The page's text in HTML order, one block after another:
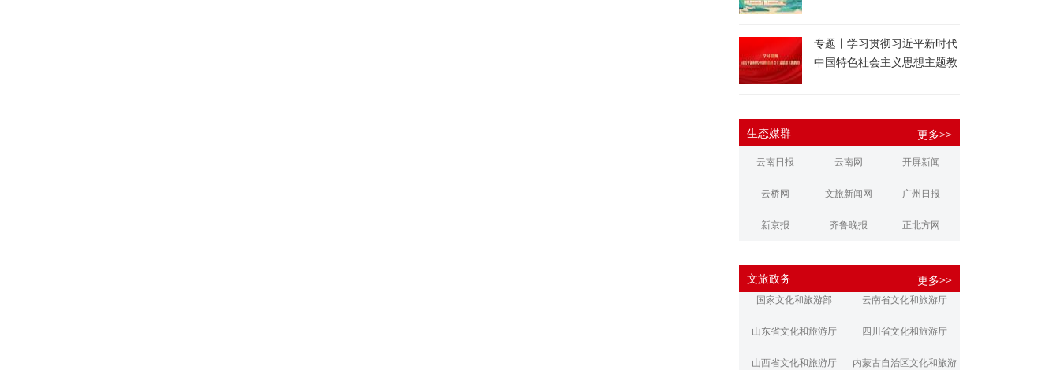
专题丨学习贯彻习近平新时代
中国特色社会主义思想主题教
生态媒群 更多>>
云南日报 云南网 开屏新闻
云桥网 文旅新闻网 广州日报
新京报 齐鲁晚报 正北方网
江南都市报 潇湘晨报
文旅政务 更多>>
国家文化和旅游部 云南省文化和旅游厅
山东省文化和旅游厅 四川省文化和旅游厅
山西省文化和旅游厅
内蒙古自治区文化和旅游